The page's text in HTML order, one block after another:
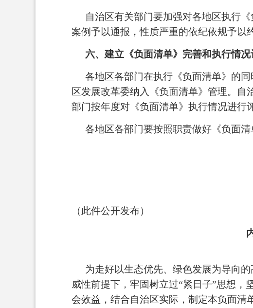
自治区有关部门要加强对各地区执行
案例予以通报，性质严重的依纪依规予以
六、建立《负面清单》完善和执行情
各地区各部门在执行《负面清单》的
区发展改革委纳入《负面清单》管理。
部门按年度对《负面清单》执行情况进行
各地区各部门要按照职责做好《负面
（此件公开发布）
为走好以生态优先、绿色发展为导向
威性前提下，牢固树立过“紧日子”思想
会效益，结合自治区实际，制定本负面清